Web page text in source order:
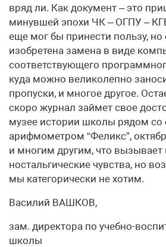
вряд ли. Как документ – это
минувшей эпохи ЧК – ОГПУ –
еще мог бы принести пользу,
изобретена замена в виде
соответствующего
куда можно великолепно
пропуски, и многое другое.
скоро журнал займет свое
музее истории школы рядом со
арифмометром “Феликс”,
и многим другим, что вызывает
ностальгические чувства, но
мы категорически не хотим.
Василий ВАШКОВ,
зам. директора по учебно-
школы